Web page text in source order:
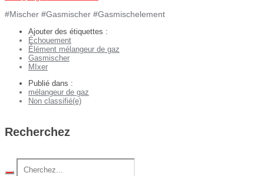
#Mischer #Gasmischer #Gasmischelement
Ajouter des étiquettes :
Échouement
Élément mélangeur de gaz
Gasmischer
MIxer
Publié dans :
mélangeur de gaz
Non classifié(e)
Recherchez